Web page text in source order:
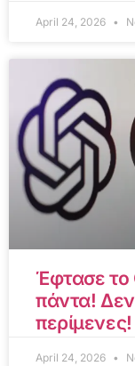
April 24, 2026
Έφτασε το
πάντα! Δεν
περίμενες!
April 24, 2026